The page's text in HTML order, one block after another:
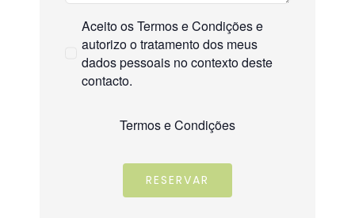
Aceito os Termos e Condições e
autorizo o tratamento dos meus
dados pessoais no contexto deste
contacto.
Termos e Condições
RESERVAR